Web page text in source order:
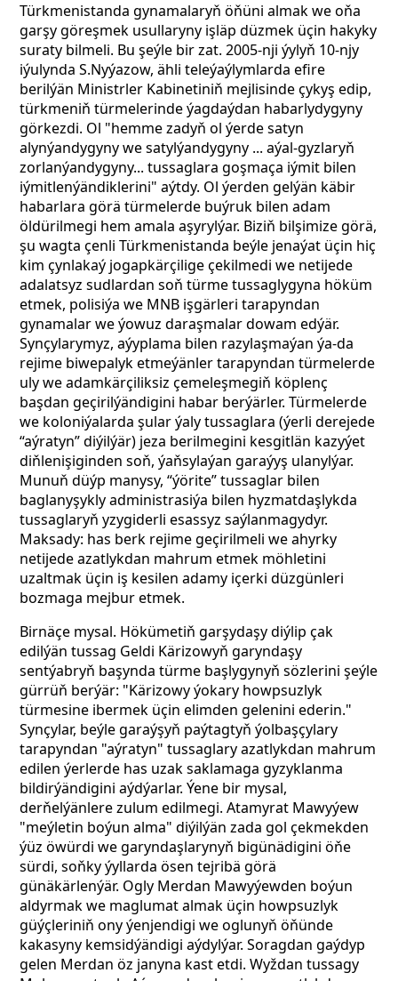
Türkmenistanda gynamalaryň öňüni almak we oňa
garşy göreşmek usullaryny işläp düzmek üçin hakyky
suraty bilmeli. Bu şeýle bir zat. 2005-nji ýylyň 10-njy
iýulynda S.Nyýazow, ähli teleýaýlymlarda efire
berilýän Ministrler Kabinetiniň mejlisinde çykyş edip,
türkmeniň türmelerinde ýagdaýdan habarlydygyny
görkezdi. Ol "hemme zadyň ol ýerde satyn
alynýandygyny we satylýandygyny ... aýal-gyzlaryň
zorlanýandygyny... tussaglara goşmaça iýmit bilen
iýmitlenýändiklerini" aýtdy. Ol ýerden gelýän käbir
habarlara görä türmelerde buýruk bilen adam
öldürilmegi hem amala aşyrylýar. Biziň bilşimize görä,
şu wagta çenli Türkmenistanda beýle jenaýat üçin hiç
kim çynlakaý jogapkärçilige çekilmedi we netijede
adalatsyz sudlardan soň türme tussaglygyna höküm
etmek, polisiýa we MNB işgärleri tarapyndan
gynamalar we ýowuz daraşmalar dowam edýär.
Synçylarymyz, aýyplama bilen razylaşmaýan ýa-da
rejime biwepalyk etmeýänler tarapyndan türmelerde
uly we adamkärçiliksiz çemeleşmegiň köplenç
başdan geçirilýändigini habar berýärler. Türmelerde
we koloniýalarda şular ýaly tussaglara (ýerli derejede
“aýratyn” diýilýär) jeza berilmegini kesgitlän kazyýet
diňlenişiginden soň, ýaňsylaýan garaýyş ulanylýar.
Munuň düýp manysy, “ýörite” tussaglar bilen
baglanyşykly administrasiýa bilen hyzmatdaşlykda
tussaglaryň yzygiderli esassyz saýlanmagydyr.
Maksady: has berk rejime geçirilmeli we ahyrky
netijede azatlykdan mahrum etmek möhletini
uzaltmak üçin iş kesilen adamy içerki düzgünleri
bozmaga mejbur etmek.
Birnäçe mysal. Hökümetiň garşydaşy diýlip çak
edilýän tussag Geldi Kärizowyň garyndaşy
sentýabryň başynda türme başlygynyň sözlerini şeýle
gürrüň berýär: "Kärizowy ýokary howpsuzlyk
türmesine ibermek üçin elimden gelenini ederin."
Synçylar, beýle garaýşyň paýtagtyň ýolbaşçylary
tarapyndan "aýratyn" tussaglary azatlykdan mahrum
edilen ýerlerde has uzak saklamaga gyzyklanma
bildirýändigini aýdýarlar. Ýene bir mysal,
derňelýänlere zulum edilmegi. Atamyrat Mawyýew
"meýletin boýun alma" diýilýän zada gol çekmekden
ýüz öwürdi we garyndaşlarynyň bigünädigini öňe
sürdi, soňky ýyllarda ösen tejribä görä
günäkärlenýär. Ogly Merdan Mawyýewden boýun
aldyrmak we maglumat almak üçin howpsuzlyk
güýçleriniň ony ýenjendigi we oglunyň öňünde
kakasyny kemsidýändigi aýdylýar. Soragdan gaýdyp
gelen Merdan öz janyna kast etdi. Wyždan tussagy